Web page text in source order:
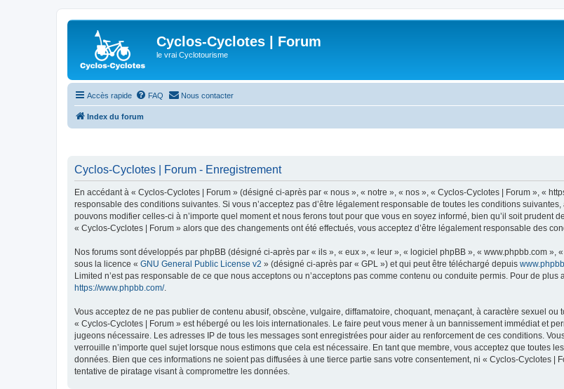
Cyclos-Cyclotes | Forum
le vrai Cyclotourisme
Accès rapide FAQ Nous contacter
Index du forum
Cyclos-Cyclotes | Forum - Enregistrement
En accédant à « Cyclos-Cyclotes | Forum » (désigné ci-après par « nous », « notre », « nos », « Cyclos-Cyclotes | Forum », «
responsable des conditions suivantes. Si vous n’acceptez pas d’être légalement responsable de toutes les conditions
pouvons modifier celles-ci à n’importe quel moment et nous ferons tout pour que vous en soyez informé, bien qu’il soit prudent
« Cyclos-Cyclotes | Forum » alors que des changements ont été effectués, vous acceptez d’être légalement responsable des
Nos forums sont développés par phpBB (désigné ci-après par « ils », « eux », « leur », « logiciel phpBB », « www.phpbb.com
sous la licence « GNU General Public License v2 » (désigné ci-après par « GPL ») et qui peut être téléchargé depuis
Limited n’est pas responsable de ce que nous acceptons ou n’acceptons pas comme contenu ou conduite permis. Pour de
https://www.phpbb.com/.
Vous acceptez de ne pas publier de contenu abusif, obscène, vulgaire, diffamatoire, choquant, menaçant, à caractère sexuel
« Cyclos-Cyclotes | Forum » est hébergé ou les lois internationales. Le faire peut vous mener à un bannissement immédiat et
jugeons nécessaire. Les adresses IP de tous les messages sont enregistrées pour aider au renforcement de ces conditions.
verrouille n’importe quel sujet lorsque nous estimons que cela est nécessaire. En tant que membre, vous acceptez que toutes
données. Bien que ces informations ne soient pas diffusées à une tierce partie sans votre consentement, ni « Cyclos-Cyclotes |
tentative de piratage visant à compromettre les données.